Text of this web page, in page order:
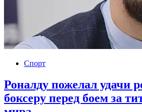
Спорт
Роналду пожелал удачи
боксеру перед боем за